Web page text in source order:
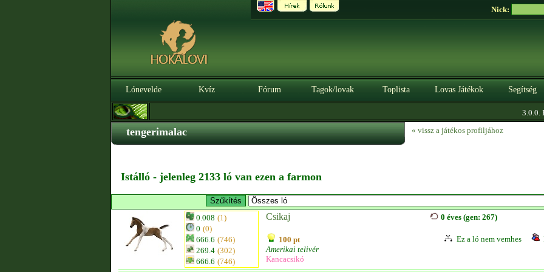
Nick:
Lónevelde Kvíz Fórum Tagok/lovak Toplista Lovas Játékok Segítség
3.0.0.
tengerimalac « vissz a játékos profiljához
Istálló - jelenleg 2133 ló van ezen a farmon
0.008 (1)
0 (0)
666.6 (746)
269.4 (302)
666.6 (746)
Csikaj
100 pt
Amerikai telivér
Kancacsikó
0 éves (gen: 267)
Ez a ló nem vemhes